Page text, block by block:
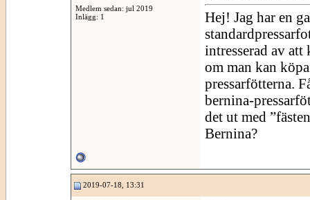
Medlem sedan: jul 2019
Inlägg: 1
Hej! Jag har en
intresserad av
om man kan
pressarfötterna.
bernina-
det ut med
Bernina?
2019-07-18, 13:31